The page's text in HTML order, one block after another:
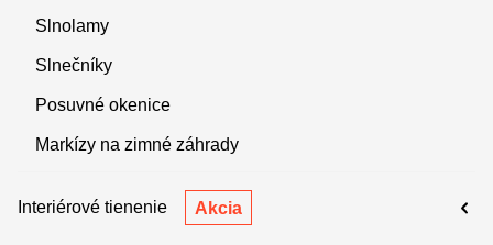
Slnolamy
Slnečníky
Posuvné okenice
Markízy na zimné záhrady
Interiérové tienenie Akcia